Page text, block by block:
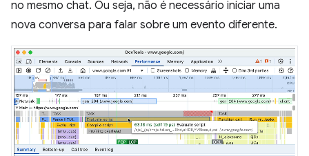
no mesmo chat. Ou seja, não é necessário iniciar uma
nova conversa para falar sobre um evento diferente.